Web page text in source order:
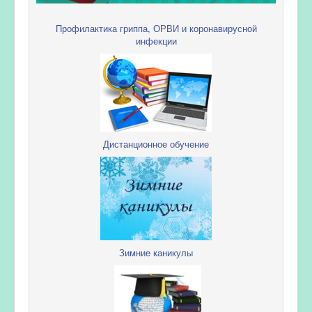
Профилактика гриппа, ОРВИ и коронавирусной
инфекции
Дистанционное обучение
Зимние каникулы